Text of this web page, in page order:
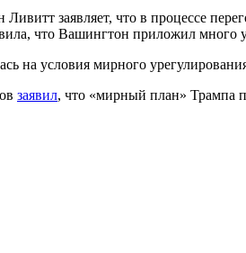
Ливитт заявляет, что в процессе
что Вашингтон приложил много
на условия мирного
заявил, что «мирный план» Трампа